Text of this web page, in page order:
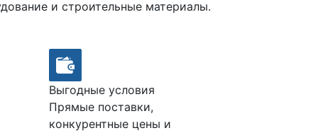
и строительные материалы.
Выгодные условия
Прямые поставки,
конкурентные цены и